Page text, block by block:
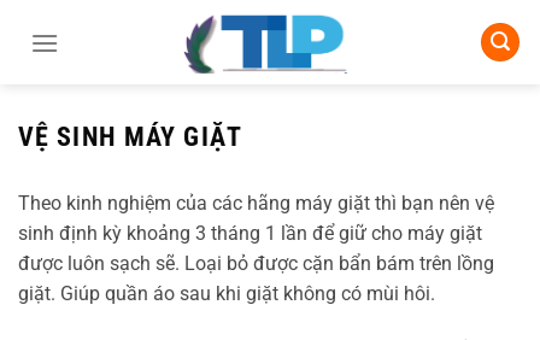
VỆ SINH MÁY GIẶT
Theo kinh nghiệm của các hãng máy giặt thì bạn nên vệ
sinh định kỳ khoảng 3 tháng 1 lần để giữ cho máy giặt
được luôn sạch sẽ. Loại bỏ được cặn bẩn bám trên lồng
giặt. Giúp quần áo sau khi giặt không có mùi hôi.